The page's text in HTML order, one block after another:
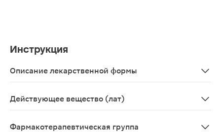
Инструкция
Описание лекарственной формы
Действующее вещество (лат)
Фармакотерапевтическая группа